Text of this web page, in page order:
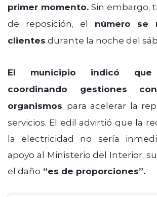
primer momento.Sin embargo,
de reposición, el número se
clientes durante la noche del
El municipio indicó
coordinando gestiones
organismos para acelerar la
servicios. El edil advirtió que la
la electricidad no sería
apoyo al Ministerio del Interior,
el daño “es de proporciones”.